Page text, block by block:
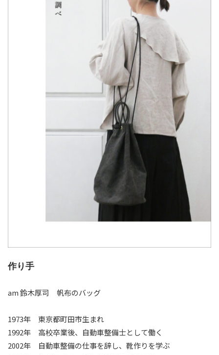
作り手
am 鈴木厚司 帆布のバッグ
1973年 東京都町田市生まれ
1992年 高校卒業後、自動車整備士として働く
2002年 自動車整備の仕事を辞し、靴作りを学ぶ